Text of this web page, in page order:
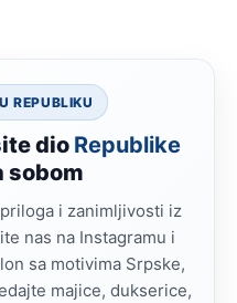
REPUBLIKU
dio Republike
sobom
i zanimljivosti iz
nas na Instagramu i
sa motivima Srpske,
majice, dukserice,